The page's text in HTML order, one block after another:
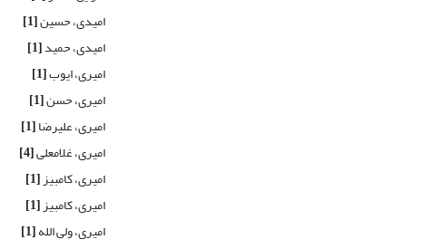
امیدی، حسین[1]
امیدی، حمید[1]
امیری، ایوب[1]
امیری، حسن[1]
امیری، علیرضا[1]
امیری، غلامعلی[4]
امیری، کامبیز[1]
امیری، کامبیز[1]
امیری، ولی الله[1]